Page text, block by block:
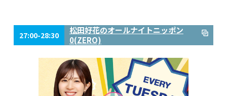
27:00-28:30
松田好花のオールナイトニッポン
0(ZERO)